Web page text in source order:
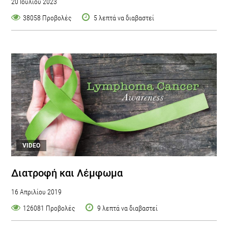
38058 Προβολές
5 λεπτά να διαβαστεί
VIDEO
Διατροφή και Λέμφωμα
16 Απριλίου 2019
126081 Προβολές
9 λεπτά να διαβαστεί